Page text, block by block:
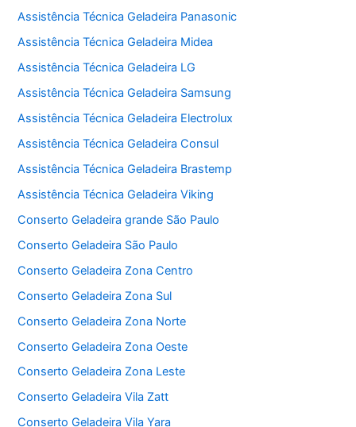
Assistência Técnica Geladeira Panasonic
Assistência Técnica Geladeira Midea
Assistência Técnica Geladeira LG
Assistência Técnica Geladeira Samsung
Assistência Técnica Geladeira Electrolux
Assistência Técnica Geladeira Consul
Assistência Técnica Geladeira Brastemp
Assistência Técnica Geladeira Viking
Conserto Geladeira grande São Paulo
Conserto Geladeira São Paulo
Conserto Geladeira Zona Centro
Conserto Geladeira Zona Sul
Conserto Geladeira Zona Norte
Conserto Geladeira Zona Oeste
Conserto Geladeira Zona Leste
Conserto Geladeira Vila Zatt
Conserto Geladeira Vila Yara